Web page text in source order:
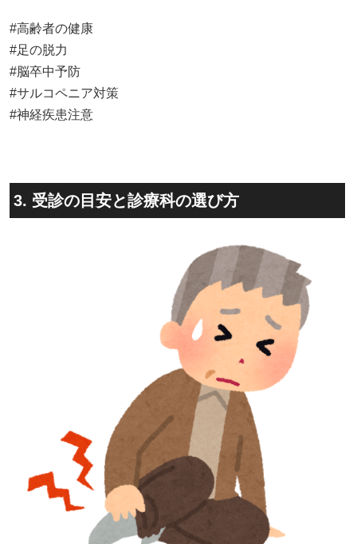
#高齢者の健康
#足の脱力
#脳卒中予防
#サルコペニア対策
#神経疾患注意
3. 受診の目安と診療科の選び方